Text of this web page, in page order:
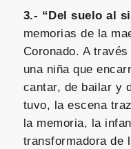
3.- “Del suelo al
memorias de la
Coronado. A
una niña que
cantar, de bailar y
tuvo, la escena
la memoria, la
transformadora de